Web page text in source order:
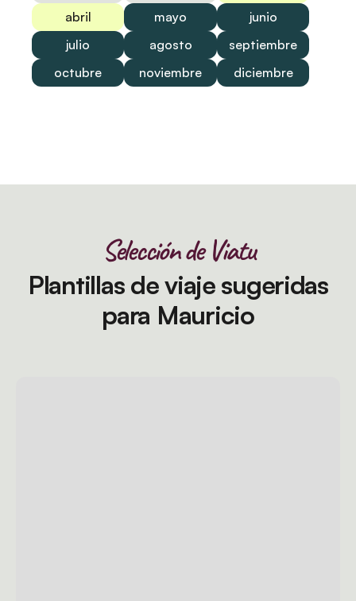
abril
mayo
junio
julio
agosto
septiembre
octubre
noviembre diciembre
Selección de Viatu
Plantillas de viaje sugeridas
para Mauricio